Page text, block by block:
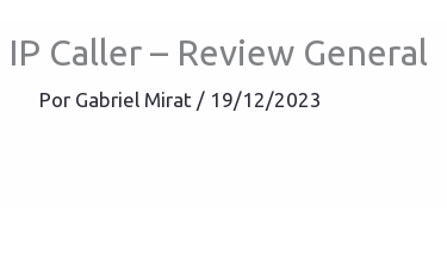
IP Caller – Review General
Por Gabriel Mirat / 19/12/2023